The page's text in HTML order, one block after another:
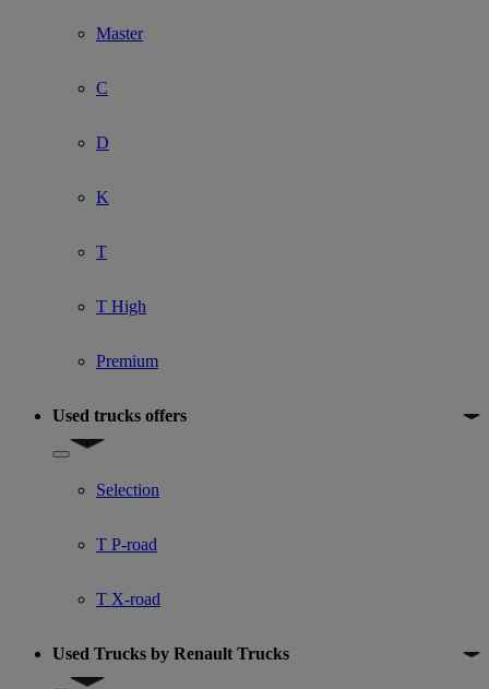
Master
C
D
K
T
T High
Premium
Used trucks offers
Show submenu for Used trucks offers
Selection
T P-road
T X-road
Used Trucks by Renault Trucks